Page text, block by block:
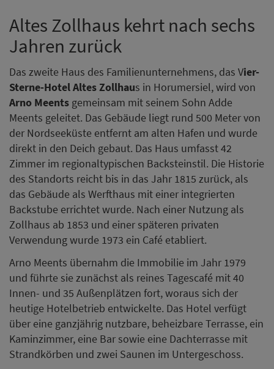
Altes Zollhaus kehrt nach sechs
Jahren zurück
Das zweite Haus des Familienunternehmens, das Vier-
Sterne-Hotel Altes Zollhaus in Horumersiel, wird von
Arno Meents gemeinsam mit seinem Sohn Adde
Meents geleitet. Das Gebäude liegt rund 500 Meter von
der Nordseeküste entfernt am alten Hafen und wurde
direkt in den Deich gebaut. Das Haus umfasst 42
Zimmer im regionaltypischen Backsteinstil. Die Historie
des Standorts reicht bis in das Jahr 1815 zurück, als
das Gebäude als Werfthaus mit einer integrierten
Backstube errichtet wurde. Nach einer Nutzung als
Zollhaus ab 1853 und einer späteren privaten
Verwendung wurde 1973 ein Café etabliert.
Arno Meents übernahm die Immobilie im Jahr 1979
und führte sie zunächst als reines Tagescafé mit 40
Innen- und 35 Außenplätzen fort, woraus sich der
heutige Hotelbetrieb entwickelte. Das Hotel verfügt
über eine ganzjährig nutzbare, beheizbare Terrasse, ein
Kaminzimmer, eine Bar sowie eine Dachterrasse mit
Strandkörben und zwei Saunen im Untergeschoss.